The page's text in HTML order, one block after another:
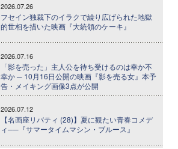
2026.07.26
フセイン独裁下のイラクで繰り広げられた地獄
的世相を描いた映画『大統領のケーキ』
2026.07.16
「影を売った」主人公を待ち受けるのは幸か不
幸か ─ 10月16日公開の映画『影を売る女』本予
告・メイキング画像3点が公開
2026.07.12
【名画座リバティ (28)】夏に観たい青春コメデ
ィ──『サマータイムマシン・ブルース』